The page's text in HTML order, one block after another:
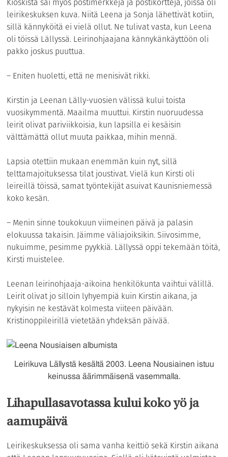
leirikeskuksen kuva. Niitä Leena ja Sonja lähettivät kotiin,
sillä kännyköitä ei vielä ollut. Ne tulivat vasta, kun Leena
oli töissä Lällyssä. Leirinohjaajana kännykänkäyttöön oli
pakko joskus puuttua.
– Eniten huoletti, että ne menisivät rikki.
Kirstin ja Leenan Lälly-vuosien välissä kului toista
vuosikymmentä. Maailma muuttui. Kirstin nuoruudessa
leirit olivat pariviikkoisia, kun lapsilla ei kesäisin
välttämättä ollut muuta paikkaa, mihin mennä.
Lapsia otettiin mukaan enemmän kuin nyt, sillä
telttamajoituksessa tilat joustivat. Vielä kun Kirsti oli
leireillä töissä, samat työntekijät asuivat Kaunisniemessä
koko kesän.
– Menin sinne toukokuun viimeinen päivä ja palasin
elokuussa takaisin. Jäimme väliajoiksikin. Siivosimme,
nukuimme, pesimme pyykkiä. Lällyssä oppi tekemään töitä,
Kirsti muistelee.
Leenan leirinohjaaja-aikoina henkilökunta vaihtui välillä.
Leirit olivat jo silloin lyhyempiä kuin Kirstin aikana, ja
nykyisin ne kestävät kolmesta viiteen päivään.
Kristinoppileirillä vietetään yhdeksän päivää.
Leirikuva Lällystä kesältä 2003. Leena Nousiainen istuu
keinussa äärimmäisenä vasemmalla.
Lihapullasavotassa kului koko yö ja
aamupäivä
Leirikeskuksessa oli sama vanha keittiö sekä Kirstin aikana